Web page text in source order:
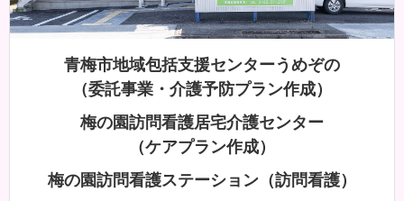
青梅市地域包括支援センターうめぞの
（委託事業・介護予防プラン作成）
梅の園訪問看護居宅介護センター
（ケアプラン作成）
梅の園訪問看護ステーション（訪問看護）